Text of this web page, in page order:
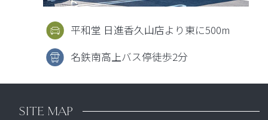
平和堂 日進香久山店より東に500m
名鉄南高上バス停徒歩2分
SITE MAP